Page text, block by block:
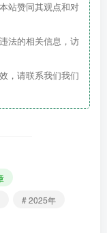
站赞同其观点和对
法的相关信息，访
，请联系我们我们
# 2025年